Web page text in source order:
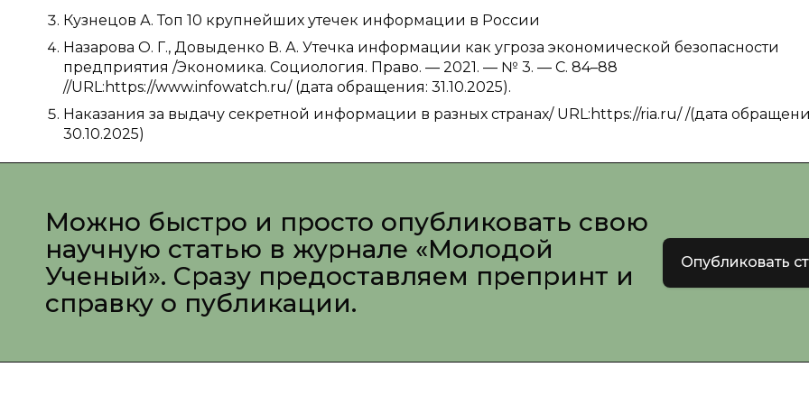
Кузнецов А. Топ 10 крупнейших утечек информации в России
Назарова О. Г., Довыденко В. А. Утечка информации как угроза экономической безопасности
предприятия /Экономика. Социология. Право. — 2021. — № 3. — С. 84–88
//URL:https://www.infowatch.ru/ (дата обращения: 31.10.2025).
Наказания за выдачу секретной информации в разных странах/ URL:https://ria.ru/ /(дата
30.10.2025)
Можно быстро и просто опубликовать свою
научную статью в журнале «Молодой
Ученый». Сразу предоставляем препринт и
справку о публикации.
Опубликовать